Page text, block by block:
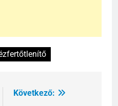
Következő: